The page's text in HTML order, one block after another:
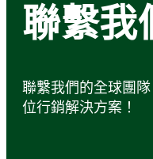
聯繫我
聯繫我們的全球團
位行銷解決方案！